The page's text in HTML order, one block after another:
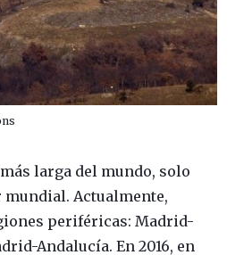
más larga del mundo, solo
Actualmente,
periféricas: Madrid-
Andalucía. En 2016, en